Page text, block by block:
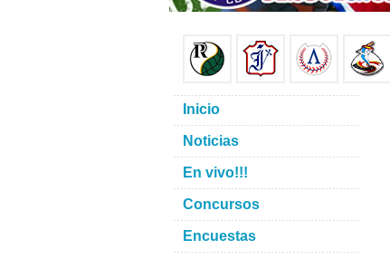
Inicio
Noticias
En vivo!!!
Concursos
Encuestas